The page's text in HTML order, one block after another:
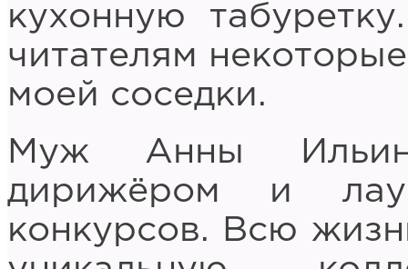
кухонную
читателям
моей соседки.
Муж Анны
дирижёром и
конкурсов. Всю